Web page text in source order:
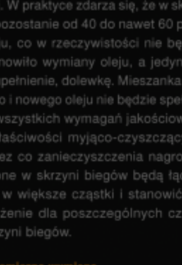
Dziękujemy!
nasz konsultant skontaktuje się z Tobą.